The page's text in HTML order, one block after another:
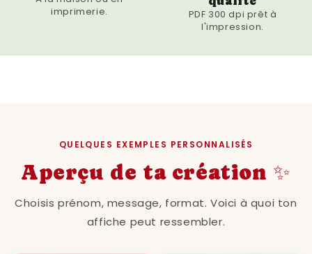
imprimerie.
PDF 300 dpi prêt à
l'impression.
QUELQUES EXEMPLES PERSONNALISÉS
Aperçu de ta création ✨
Choisis prénom, message, format. Voici à quoi ton
affiche peut ressembler.